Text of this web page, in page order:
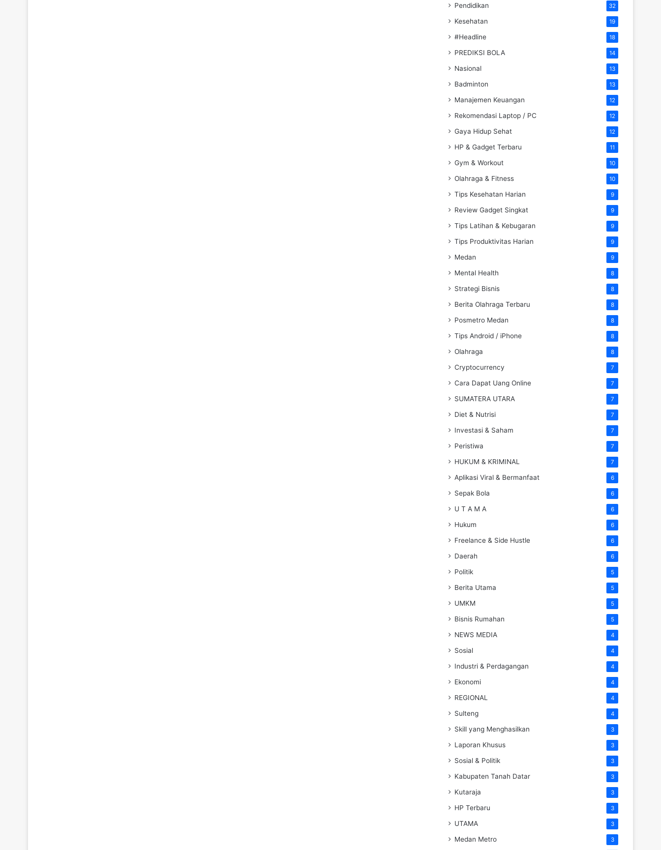
Pendidikan 32
Kesehatan 19
#Headline 18
PREDIKSI BOLA 14
Nasional 13
Badminton 13
Manajemen Keuangan 12
Rekomendasi Laptop / PC 12
Gaya Hidup Sehat 12
HP & Gadget Terbaru 11
Gym & Workout 10
Olahraga & Fitness 10
Tips Kesehatan Harian 9
Review Gadget Singkat 9
Tips Latihan & Kebugaran 9
Tips Produktivitas Harian 9
Medan 9
Mental Health 8
Strategi Bisnis 8
Berita Olahraga Terbaru 8
Posmetro Medan 8
Tips Android / iPhone 8
Olahraga 8
Cryptocurrency 7
Cara Dapat Uang Online 7
SUMATERA UTARA 7
Diet & Nutrisi 7
Investasi & Saham 7
Peristiwa 7
HUKUM & KRIMINAL 7
Aplikasi Viral & Bermanfaat 6
Sepak Bola 6
U T A M A 6
Hukum 6
Freelance & Side Hustle 6
Daerah 6
Politik 5
Berita Utama 5
UMKM 5
Bisnis Rumahan 5
NEWS MEDIA 4
Sosial 4
Industri & Perdagangan 4
Ekonomi 4
REGIONAL 4
Sulteng 4
Skill yang Menghasilkan 3
Laporan Khusus 3
Sosial & Politik 3
Kabupaten Tanah Datar 3
Kutaraja 3
HP Terbaru 3
UTAMA 3
Medan Metro 3